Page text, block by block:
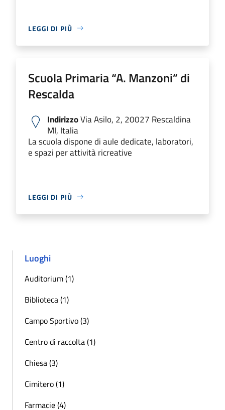
LEGGI DI PIÙ
Scuola Primaria “A. Manzoni” di
Rescalda
IndirizzoVia Asilo, 2, 20027 Rescaldina
MI, Italia
La scuola dispone di aule dedicate, laboratori,
e spazi per attività ricreative
LEGGI DI PIÙ
Luoghi
Auditorium (1)
Biblioteca (1)
Campo Sportivo (3)
Centro di raccolta (1)
Chiesa (3)
Cimitero (1)
Farmacie (4)